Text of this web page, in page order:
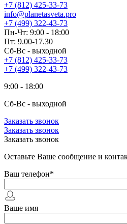
+7 (812) 425-33-73
info@planetasveta.pro
+7 (499) 322-43-73
Пн-Чт: 9:00 - 18:00
Пт: 9.00-17.30
Сб-Вс - выходной
+7 (812) 425-33-73
+7 (499) 322-43-73
9:00 - 18:00
Сб-Вс - выходной
Заказать звонок
Заказать звонок
Заказать звонок
Оставьте Ваше сообщение и
Ваш телефон*
Ваше имя